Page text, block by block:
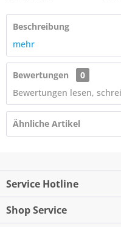
Beschreibung
mehr
Bewertungen
0
Bewertungen lesen,
Ähnliche Artikel
Service Hotline
Shop Service